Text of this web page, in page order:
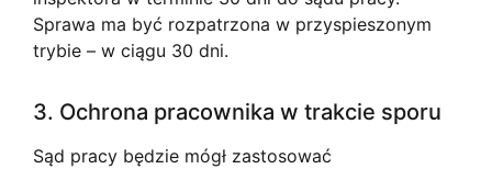
Sprawa ma być rozpatrzona w przyspieszonym
trybie – w ciągu 30 dni.
3. Ochrona pracownika w trakcie sporu
Sąd pracy będzie mógł zastosować